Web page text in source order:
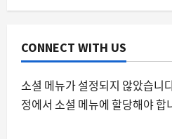
3
8월 9, 2026
닛산이 중국
CONNECT WITH US
소셜 메뉴가 설정되지 않았습니
정에서 소셜 메뉴에 할당해야 합